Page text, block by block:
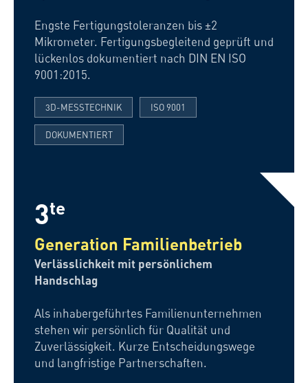
Engste Fertigungstoleranzen bis ±2
Mikrometer. Fertigungsbegleitend geprüft und
lückenlos dokumentiert nach DIN EN ISO
9001:2015.
3D-MESSTECHNIK ISO 9001
DOKUMENTIERT
3te
Generation Familienbetrieb
Verlässlichkeit mit persönlichem
Handschlag
Als inhabergeführtes Familienunternehmen
stehen wir persönlich für Qualität und
Zuverlässigkeit. Kurze Entscheidungswege
und langfristige Partnerschaften.